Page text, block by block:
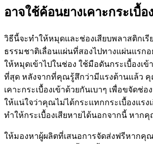
อาจใช้ค้อนยางเคาะกระเบื้อง
วิธีนี้จะทำให้หมุดและช่องเสียบพลาสติกเรี
ธรรมชาติเลื่อนแผ่นที่สองไปทางแผ่นแรกอ
ให้หมุดเข้าไปในช่อง ใช้มือดันกระเบื้องเข้
ที่สุด หลังจากที่คุณรู้สึกว่ามีแรงต้านแล้ว
เคาะกระเบื้องเข้าด้วยกันเบาๆ เพื่อขจัดช่อ
ให้แน่ใจว่าคุณไม่ได้กระแทกกระเบื้องแรง
ทำให้กระเบื้องเสียหายได้นอกจากนี้ หาก
ให้มองหาผู้ผลิตที่เสนอการจัดส่งฟรีหากคุ